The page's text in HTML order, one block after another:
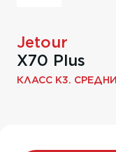
Jetour
X70 Plus
КЛАСС K3.